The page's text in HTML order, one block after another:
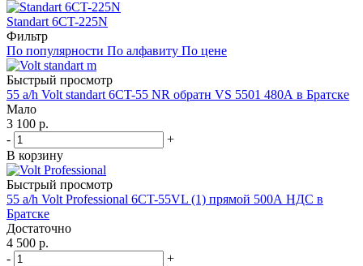
Standart 6CT-225N
Фильтр
По популярности По алфавиту По цене
Быстрый просмотр
55 a/h Volt standart 6CT-55 NR обратн VS 5501 480А в Братске
Мало
3 100 р.
-
+
В корзину
Быстрый просмотр
55 a/h Volt Professional 6CT-55VL (1) прямой 500А НДС в
Братске
Достаточно
4 500 р.
-
+